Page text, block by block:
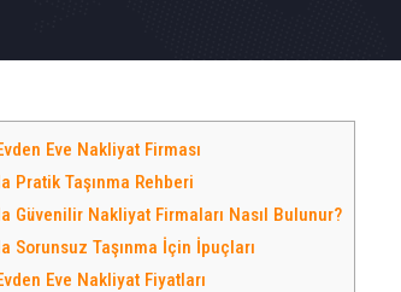
Eve Nakliyat Firması
Pratik Taşınma Rehberi
Güvenilir Nakliyat Firmaları Nasıl Bulunur?
Sorunsuz Taşınma İçin İpuçları
Eve Nakliyat Fiyatları